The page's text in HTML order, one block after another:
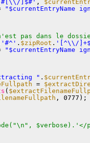
]$#' ,
"$currentEntryName
pas dans le
'#^' . $zipRoot . '[^\\/
"$currentEntryName
" .
=
(
, 0777);
$verbose).'</